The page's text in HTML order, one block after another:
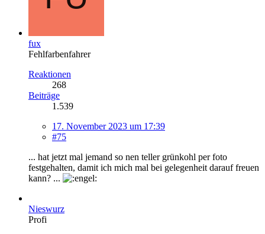
fux
Fehlfarbenfahrer
Reaktionen
268
Beiträge
1.539
17. November 2023 um 17:39
#75
... hat jetzt mal jemand so nen teller grünkohl per foto
festgehalten, damit ich mich mal bei gelegenheit darauf freuen
kann? ...
Nieswurz
Profi